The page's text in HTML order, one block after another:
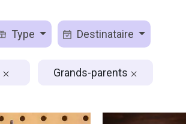
Type Destinataire
Grands-parents